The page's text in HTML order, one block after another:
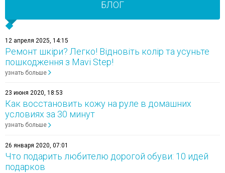
БЛОГ
12 апреля 2025, 14:15
Ремонт шкіри? Легко! Відновіть колір та усуньте
пошкодження з Mavi Step!
узнать больше
23 июня 2020, 18:53
Как восстановить кожу на руле в домашних
условиях за 30 минут
узнать больше
26 января 2020, 07:01
Что подарить любителю дорогой обуви: 10 идей
подарков